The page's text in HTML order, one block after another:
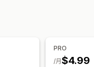
PRO
$4.99
/月